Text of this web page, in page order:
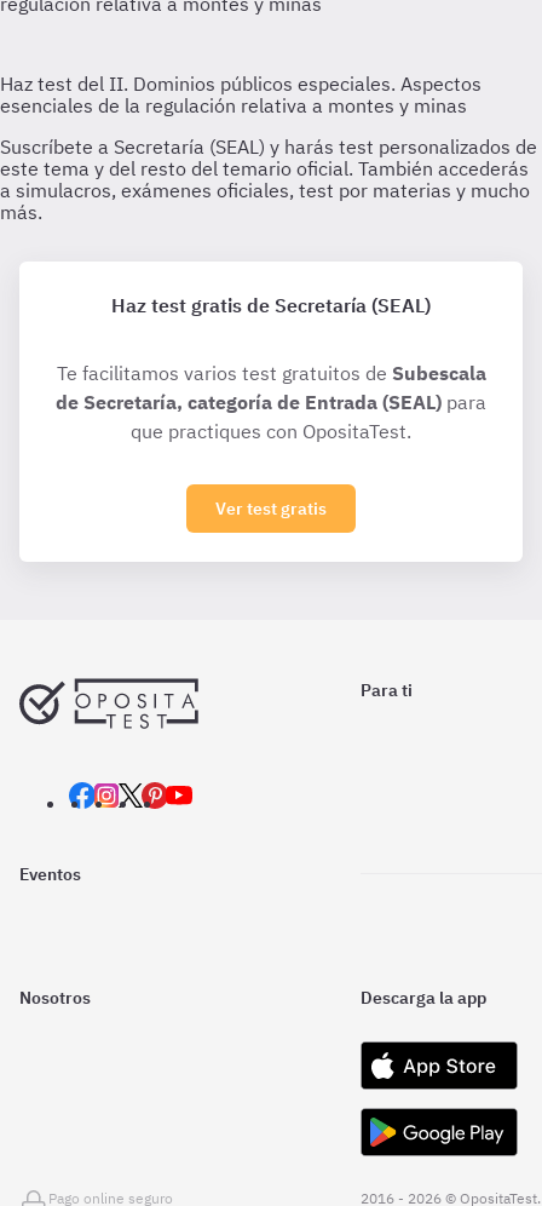
Haz test gratis de Secretaría (SEAL)
Te facilitamos varios test gratuitos de Subescala
de Secretaría, categoría de Entrada (SEAL) para
que practiques con OpositaTest.
Ver test gratis
Para ti
Eventos
Nosotros Descarga la app
Pago online seguro 2016 - 2026 © OpositaTest.